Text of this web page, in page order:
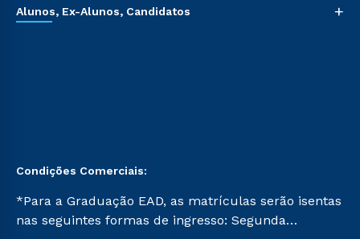
Alunos, Ex-Alunos, Candidatos +
Condições Comerciais:
*Para a Graduação EAD, as matrículas serão isentas
nas seguintes formas de ingresso: Segunda